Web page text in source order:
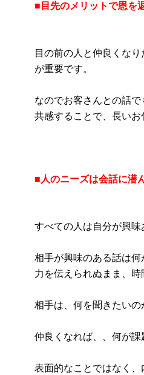
■目先のメリットで恩を
目の前の人と仲良くな
が重要です。
なのでお客さんとの話
共感することで、長いお
■人のニーズは会話に潜
すべての人は自分が興味
相手が興味のある話は
力を伝えられぬまま、時
相手は、何を聞きたいの
仲良くなれば、、何が課
表面的なことではなく